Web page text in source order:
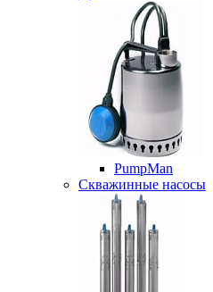
PumpMan
Скважинные насосы